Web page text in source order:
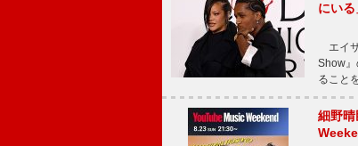
にいる
エイ
Show』
ること
細野